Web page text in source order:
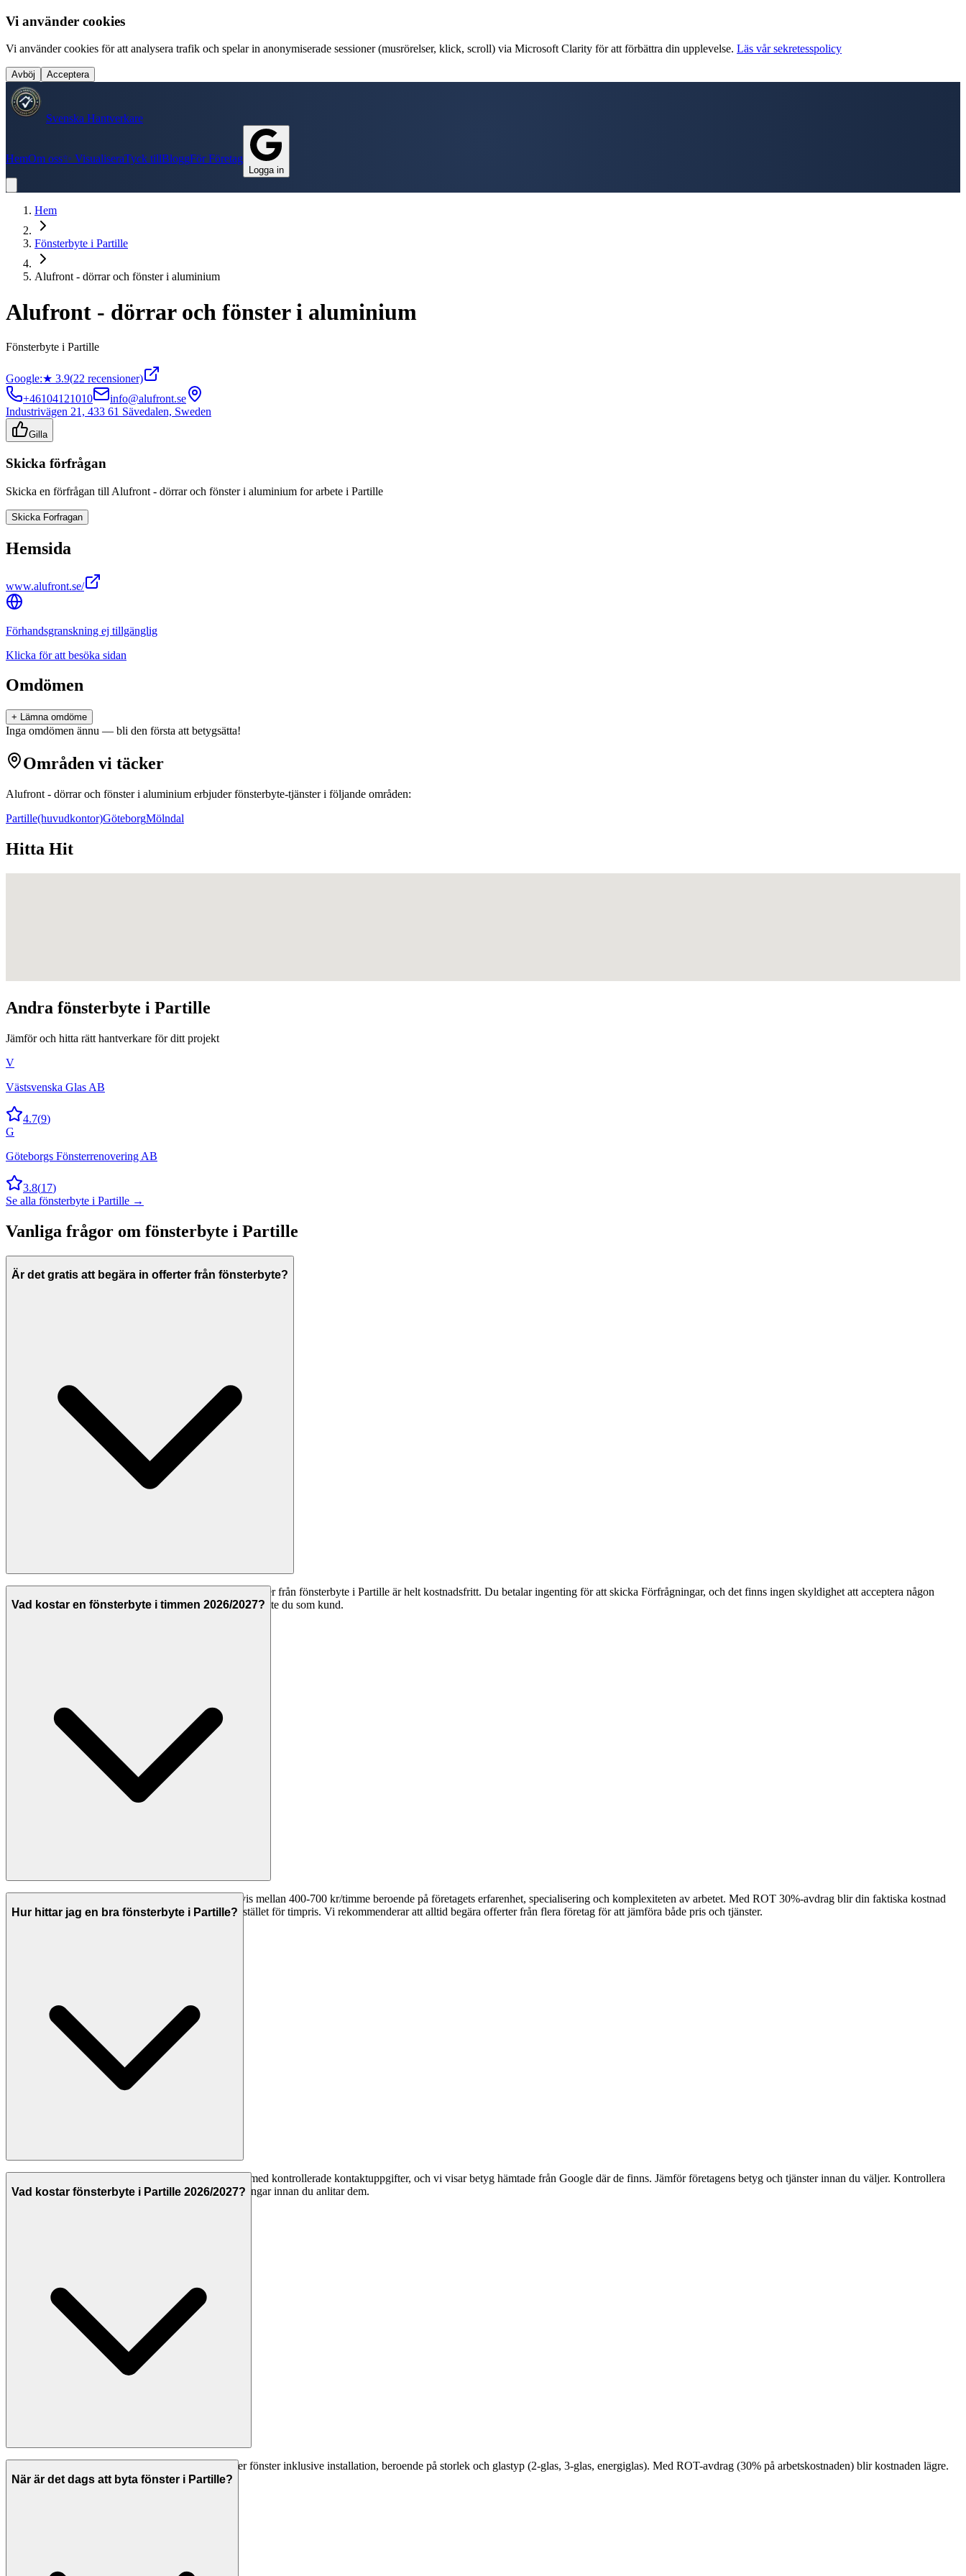
Vi använder cookies
Vi använder cookies för att analysera trafik och spelar in anonymiserade sessioner (musrörelser, klick, scroll) via Microsoft Clarity för att förbättra din upplevelse. Läs vår sekretesspolicy
Avböj Acceptera
Svenska Hantverkare
HemOm oss✨ VisualiseraTyck tillBloggFör Företag
Logga in
Hem
Fönsterbyte i Partille
Alufront - dörrar och fönster i aluminium
Alufront - dörrar och fönster i aluminium
Fönsterbyte i Partille
Google:★ 3.9(22 recensioner)
+46104121010
info@alufront.se
Industrivägen 21, 433 61 Sävedalen, Sweden
Gilla
Skicka förfrågan
Skicka en förfrågan till Alufront - dörrar och fönster i aluminium for arbete i Partille
Skicka Forfragan
Hemsida
www.alufront.se/
Förhandsgranskning ej tillgänglig
Klicka för att besöka sidan
Omdömen
+ Lämna omdöme
Inga omdömen ännu — bli den första att betygsätta!
Områden vi täcker
Alufront - dörrar och fönster i aluminium erbjuderfönsterbyte-tjänster i följande områden:
Partille(huvudkontor)GöteborgMölndal
Hitta Hit
Andra fönsterbyte i Partille
Jämför och hitta rätt hantverkare för ditt projekt
V
Västsvenska Glas AB
4.7(9)
G
Göteborgs Fönsterrenovering AB
3.8(17)
Se alla fönsterbyte i Partille →
Vanliga frågor om fönsterbyte i Partille
Är det gratis att begära in offerter från fönsterbyte?
Ja, att använda Svenska Hantverkare för att jämföra offerter från fönsterbyte i Partille är helt kostnadsfritt. Du betalar ingenting för att skicka Förfrågningar, och det finns ingen skyldighet att acceptera någon
offert. Hantverkarna betalar för att synas på plattformen, inte du som kund.
Vad kostar en fönsterbyte i timmen 2026/2027?
Timpriserna för fönsterbyte i Partille varierar vanligtvis mellan 400-700 kr/timme beroende på företagets erfarenhet, specialisering och komplexiteten av arbetet. Med ROT 30%-avdrag blir din faktiska kostnad
280-490 kr/timme. Många företag erbjuder fast pris istället för timpris. Vi rekommenderar att alltid begära offerter från flera företag för att jämföra både pris och tjänster.
Hur hittar jag en bra fönsterbyte i Partille?
På Svenska Hantverkare listar vi fönsterbyte i Partille med kontrollerade kontaktuppgifter, och vi visar betyg hämtade från Google där de finns. Jämför företagens betyg och tjänster innan du väljer. Kontrollera
alltid att företaget har F-skattesedel och giltiga försäkringar innan du anlitar dem.
Vad kostar fönsterbyte i Partille 2026/2027?
Fönsterbyte i Partille kostar vanligtvis 400-700 kr per fönster inklusive installation, beroende på storlek och glastyp (2-glas, 3-glas, energiglas). Med ROT-avdrag (30% på arbetskostnaden) blir kostnaden lägre.
Begär alltid offerter från flera företag.
När är det dags att byta fönster i Partille?